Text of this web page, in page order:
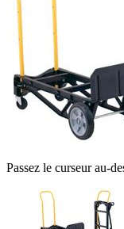
Passez le curseur au-